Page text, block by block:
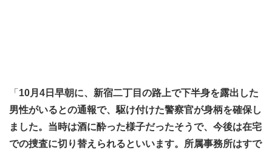
「 10月4日早朝に、新宿二丁目の路上で下半身を露出した
男性がいるとの通報で、駆け付けた警察官が身柄を確保し
ました。当時は酒に酔った様子だったそうで、今後は在宅
での捜査に切り替えられるといいます。所属事務所はすで